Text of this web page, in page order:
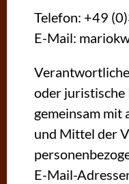
Telefon: +49
E-Mail:
oder juristische
gemeinsam mit
und Mittel der
E-Mail-